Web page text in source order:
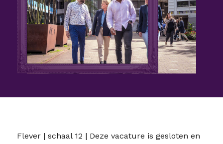
Flever | schaal 12 | Deze vacature is gesloten en